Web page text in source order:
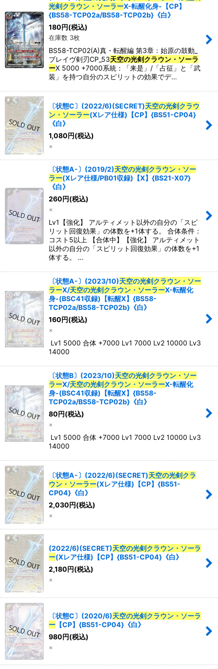
光剣クラウン・ソーラーX-転醒化身-【CP】
{BS58-TCP02a/BS58-TCP02b}《白》
180 円(税込)
在庫数 3枚
BS58-TCP02(A)真・転醒編 第3章：始原の鼓動_
ブレイヴ剣刃CP_53天空の光剣クラウン・ソーラ
ーX 5000 +7000系統：「来是」/「占征」と「武
装」を持つ自分のスピリットの効果でデ…
〔状態C〕(2022/6)(SECRET)天空の光剣クラウ
ン・ソーラー(Xレア仕様)【CP】{BS51-CP04}
《白》
1,080円(税込)
×
〔状態A-〕(2019/2)天空の光剣クラウン・ソー
ラー(Xレア仕様/PB01収録)【X】{BS21-X07}
《白》
260 円(税込)
×
Lv1【強化】 アルティメット以外の自分の「スピ
リット回復効果」の体数を+1体する。 合体条件：
コスト5以上 【合体中】【強化】 アルティメット
以外の自分の「スピリット回復効果」の体数を+1
体する。 …
〔状態A-〕(2023/10)天空の光剣クラウン・ソー
ラーX/天空の光剣クラウン・ソーラーX-転醒化
身-(BSC41収録)【転醒X】{BS58-
TCP02a/BS58-TCP02b}《白》
160 円(税込)
×
Lv1 5000 合体 +7000 Lv1 7000 Lv2 10000 Lv3
14000
〔状態B〕(2023/10)天空の光剣クラウン・ソー
ラーX/天空の光剣クラウン・ソーラーX-転醒化
身-(BSC41収録)【転醒X】{BS58-
TCP02a/BS58-TCP02b}《白》
80 円(税込)
×
Lv1 5000 合体 +7000 Lv1 7000 Lv2 10000 Lv3
14000
〔状態A-〕(2022/6)(SECRET)天空の光剣クラ
ウン・ソーラー(Xレア仕様)【CP】{BS51-
CP04}《白》
2,030円(税込)
×
(2022/6)(SECRET)天空の光剣クラウン・ソーラ
ー(Xレア仕様)【CP】{BS51-CP04}《白》
2,180円(税込)
×
〔状態C〕(2020/6)天空の光剣クラウン・ソーラ
ー 【CP】{BS51-CP04}《白》
980円(税込)
×